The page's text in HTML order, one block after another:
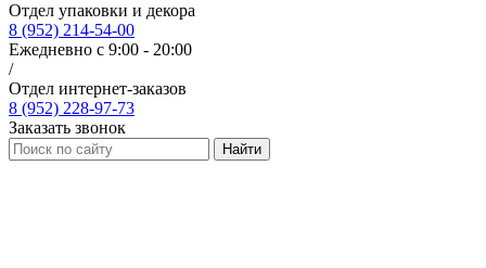
Отдел упаковки и декора
8 (952) 214-54-00
Ежедневно с 9:00 - 20:00
/
Отдел интернет-заказов
8 (952) 228-97-73
Заказать звонок
Найти